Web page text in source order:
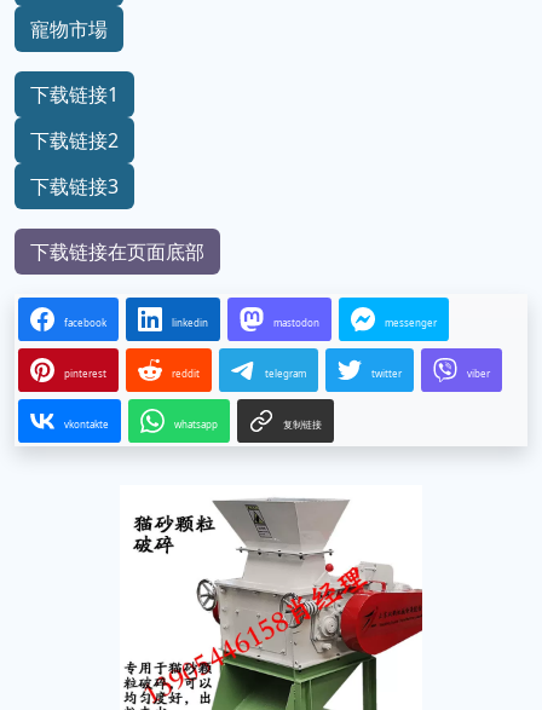
寵物市場
下载链接1
下载链接2
下载链接3
下载链接在页面底部
facebook linkedin mastodon messenger
pinterest reddit telegram twitter viber
vkontakte whatsapp 复制链接